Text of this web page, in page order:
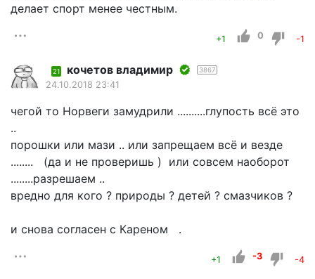
делает спорт менее честным.
+1 0 -1
21 кочетов владимир 3867
24.10.2018 23:41
чегой то Норвеги замудрили ..........глупость всё это
..
порошки или мази .. или запрещаем всё и везде
........ (да и не проверишь ) или совсем наоборот
........разрешаем ..
вредно для кого ? природы ? детей ? смазчиков ?
и снова согласен с Кареном .
+1 -3 -4